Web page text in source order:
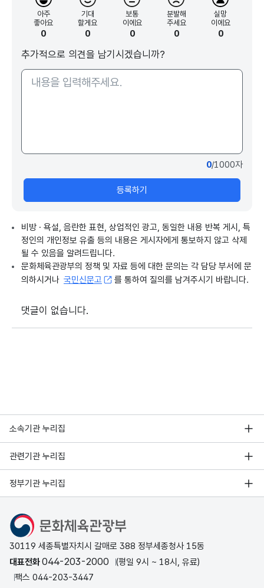
아주
좋아요
0
기대
할게요
0
보통
이에요
0
분발해
주세요
0
실망
이에요
0
추가적으로 의견을 남기시겠습니까?
0/1000자
등록하기
비방 · 욕설, 음란한 표현, 상업적인 광고, 동일한 내용 반복 게시, 특
정인의 개인정보 유출 등의 내용은 게시자에게 통보하지 않고 삭제
될 수 있음을 알려드립니다.
문화체육관광부의 정책 및 자료 등에 대한 문의는 각 담당 부서에 문
의하시거나 국민신문고 를 통하여 질의를 남겨주시기 바랍니다.
댓글이 없습니다.
소속기관 누리집
관련기관 누리집
정부기관 누리집
문화체육관광부
30119 세종특별자치시 갈매로 388 정부세종청사 15동
대표전화044-203-2000
(평일 9시 ~ 18시, 유료)
팩스 044-203-3447